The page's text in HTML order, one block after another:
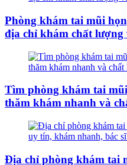
Phòng khám tai mũi
địa chỉ khám chất lượng
Tìm phòng khám tai
thăm khám nhanh và
Địa chỉ phòng khám tai